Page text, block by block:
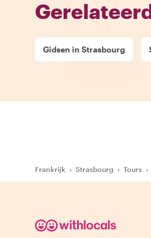
Gidsen in Strasbourg
Frankrijk › Strasbourg › Tours ›